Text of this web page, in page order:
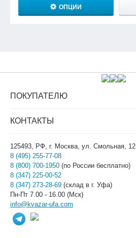
ОПЦИИ
ПОКУПАТЕЛЮ
КОНТАКТЫ
125493, РФ, г. Москва, ул. Смольная, 12
8 (495) 255-77-08
8 (800) 700-1950 (по России бесплатно)
8 (347) 225-00-52
8 (347) 273-28-69 (склад в г. Уфа)
Пн-Пт 7.00 - 16.00 (Мск)
info@kvazar-ufa.com